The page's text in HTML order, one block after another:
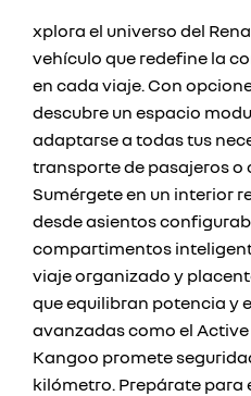
xplora el universo del
vehículo que redefine la
en cada viaje. Con
descubre un espacio
adaptarse a todas tus
transporte de pasajeros o
Sumérgete en un interior
desde asientos
compartimentos
viaje organizado y
que equilibran potencia y
avanzadas como el Active
Kangoo promete
kilómetro. Prepárate para